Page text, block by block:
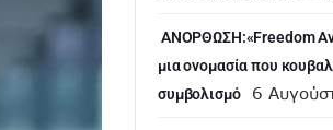
ANOΡΘΩΣΗ:«Freedom
μια ονομασία που
συμβολισμό
6